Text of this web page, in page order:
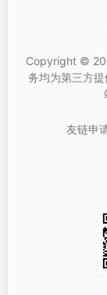
Copyright ©
务均为第三方
友链申